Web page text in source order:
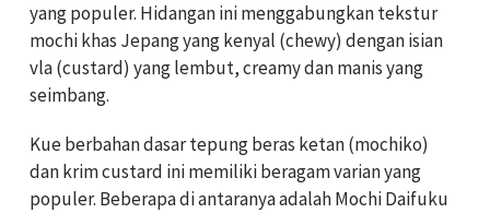
yang populer. Hidangan ini menggabungkan tekstur
mochi khas Jepang yang kenyal (chewy) dengan isian
vla (custard) yang lembut, creamy dan manis yang
seimbang.
Kue berbahan dasar tepung beras ketan (mochiko)
dan krim custard ini memiliki beragam varian yang
populer. Beberapa di antaranya adalah Mochi Daifuku